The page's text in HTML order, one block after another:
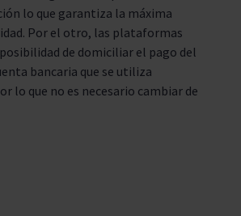
lo que garantiza la máxima
Por el otro, las plataformas
de domiciliar el pago del
bancaria que se utiliza
lo que no es necesario cambiar de